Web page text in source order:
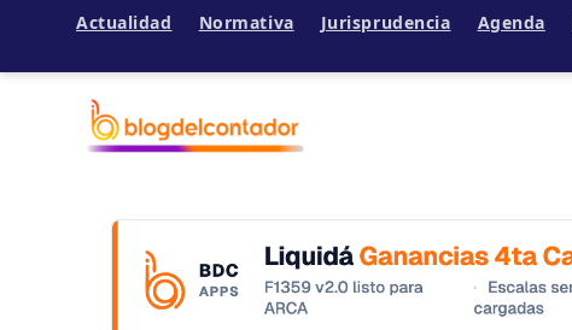
Actualidad Normativa Jurisprudencia Agenda